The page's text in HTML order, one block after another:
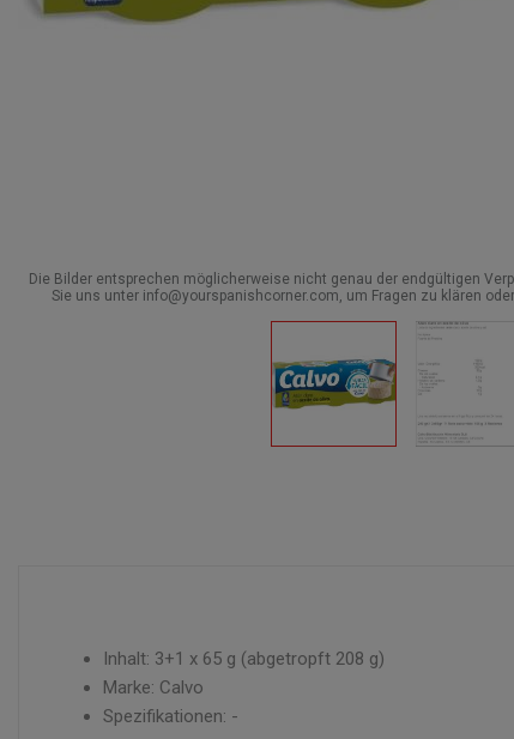
Die Bilder entsprechen möglicherweise nicht genau der endgültigen
Sie uns unter info@yourspanishcorner.com, um Fragen zu klären
Inhalt: 3+1 x 65 g (abgetropft 208 g)
Marke: Calvo
Spezifikationen: -